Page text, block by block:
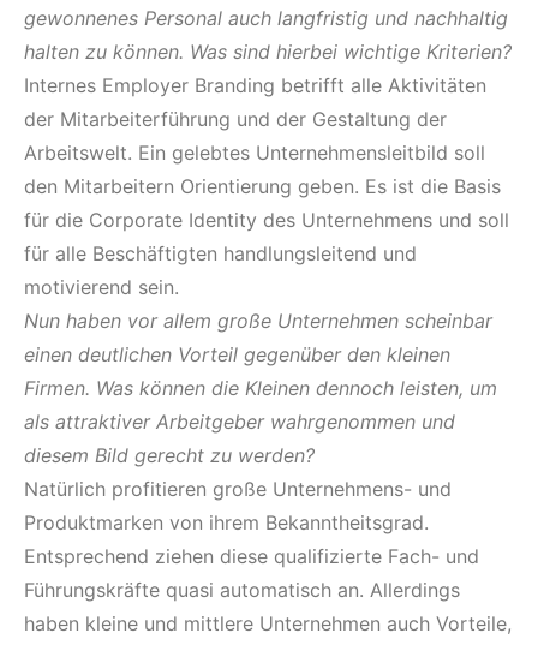
gewonnenes Personal auch langfristig und nachhaltig
halten zu können. Was sind hierbei wichtige Kriterien?
Internes Employer Branding betrifft alle Aktivitäten
der Mitarbeiterführung und der Gestaltung der
Arbeitswelt. Ein gelebtes Unternehmensleitbild soll
den Mitarbeitern Orientierung geben. Es ist die Basis
für die Corporate Identity des Unternehmens und soll
für alle Beschäftigten handlungsleitend und
motivierend sein.
Nun haben vor allem große Unternehmen scheinbar
einen deutlichen Vorteil gegenüber den kleinen
Firmen. Was können die Kleinen dennoch leisten, um
als attraktiver Arbeitgeber wahrgenommen und
diesem Bild gerecht zu werden?
Natürlich profitieren große Unternehmens- und
Produktmarken von ihrem Bekanntheitsgrad.
Entsprechend ziehen diese qualifizierte Fach- und
Führungskräfte quasi automatisch an. Allerdings
haben kleine und mittlere Unternehmen auch Vorteile,